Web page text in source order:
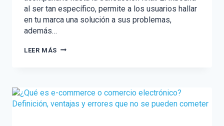
al ser tan específico, permite a los usuarios hallar
en tu marca una solución a sus problemas,
además…
LEER MÁS ¿QUÉ
DEFINICIÓN,
FASES
Y